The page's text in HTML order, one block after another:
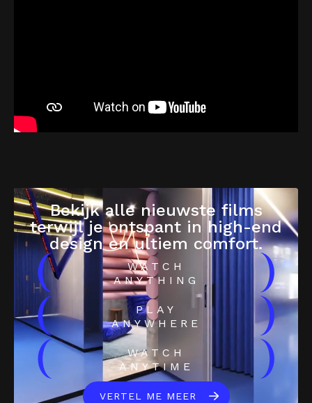
Bekijk alle nieuwste films
terwijl je ontspant in high-end
design en ultiem comfort.
(
WATCH
ANYTHING
)
(
PLAY
ANYWHERE
)
(
WATCH
ANYTIME
)
VERTEL ME MEER